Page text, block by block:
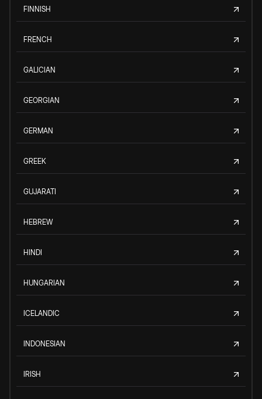
FINNISH
FRENCH
GALICIAN
GEORGIAN
GERMAN
GREEK
GUJARATI
HEBREW
HINDI
HUNGARIAN
ICELANDIC
INDONESIAN
IRISH